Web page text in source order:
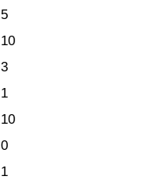
5
10
3
1
10
0
1